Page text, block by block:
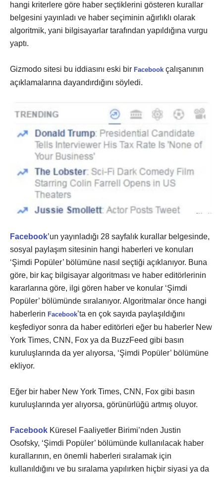
hangi kriterlere göre haber seçtiklerini gösteren kurallar
belgesini yayınladı ve haber seçiminin ağırlıklı olarak
algoritmik, yani bilgisayarlar tarafından yapıldığına vurgu
yaptı.
Gizmodo sitesi bu iddiasını eski bir Facebook çalışanının
açıklamalarına dayandırdığını söyledi.
Facebook’un yayınladığı 28 sayfalık kurallar belgesinde,
sosyal paylaşım sitesinin hangi haberleri ve konuları
‘Şimdi Popüler’ bölümüne nasıl seçtiği açıklanıyor. Buna
göre, bir kaç bilgisayar algoritması ve haber editörlerinin
kararlarına göre, ilgi gören haber ve konular ‘Şimdi
Popüler’ bölümünde sıralanıyor. Algoritmalar önce hangi
haberlerin Facebook’ta en çok sayıda paylaşıldığını
keşfediyor sonra da haber editörleri eğer bu haberler New
York Times, CNN, Fox ya da BuzzFeed gibi basın
kuruluşlarında da yer alıyorsa, ‘Şimdi Popüler’ bölümüne
ekliyor.
Eğer bir haber New York Times, CNN, Fox gibi basın
kuruluşlarında yer alıyorsa, görünürlüğü artmış oluyor.
Facebook Küresel Faaliyetler Birimi’nden Justin
Osofsky, ‘Şimdi Popüler’ bölümünde kullanılacak haber
kurallarının, en önemli haberleri sıralamak için
kullanıldığını ve bu sıralama yapılırken hiçbir siyasi ya da